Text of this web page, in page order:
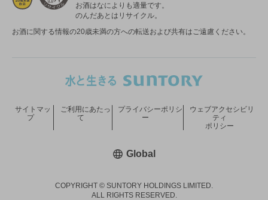
お酒はなによりも適量です。
のんだあとはリサイクル。
お酒に関する情報の20歳未満の方への転送および共有はご遠慮ください。
COPYRIGHT © SUNTORY HOLDINGS LIMITED.
ALL RIGHTS RESERVED.
サイトマッ
プ
ご利用にあたっ
て
プライバシーポリシ
ー
ウェブアクセシビリ
ティ
ポリシー
Global新しいウィンドウで開く